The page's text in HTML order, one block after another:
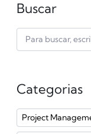
Buscar
Categorias
Project